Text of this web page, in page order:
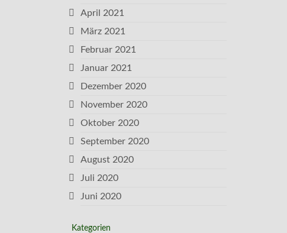
April 2021
März 2021
Februar 2021
Januar 2021
Dezember 2020
November 2020
Oktober 2020
September 2020
August 2020
Juli 2020
Juni 2020
Kategorien